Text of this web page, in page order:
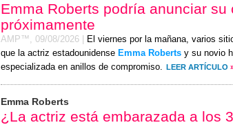
Emma Roberts podría anunciar su
próximamente
AMP™, 09/08/2026
El viernes por la mañana, varios
que la actriz estadounidense Emma Roberts y su novio
especializada en anillos de compromiso. LEER ARTÍCULO
Emma Roberts
¿La actriz está embarazada a los